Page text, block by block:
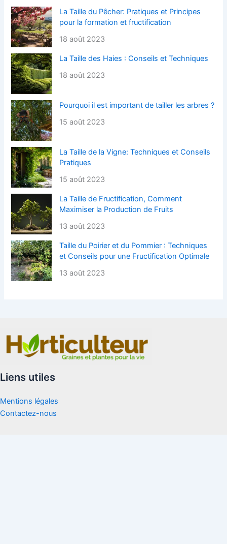
La Taille du Pêcher: Pratiques et Principes
pour la formation et fructification
18 août 2023
La Taille des Haies : Conseils et Techniques
18 août 2023
Pourquoi il est important de tailler les arbres ?
15 août 2023
La Taille de la Vigne: Techniques et Conseils
Pratiques
15 août 2023
La Taille de Fructification, Comment
Maximiser la Production de Fruits
13 août 2023
Taille du Poirier et du Pommier : Techniques
et Conseils pour une Fructification Optimale
13 août 2023
Liens utiles
Mentions légales
Contactez-nous